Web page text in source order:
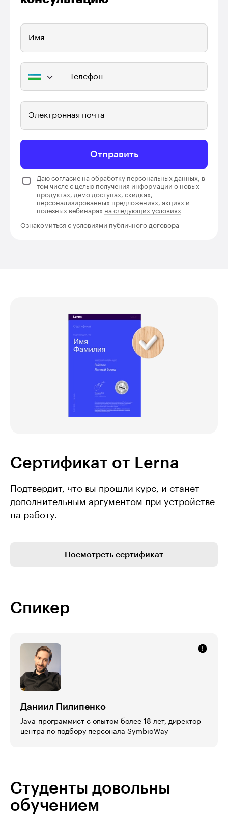
Имя
Телефон
Электронная почта
Отправить
Даю согласие на обработку персональных данных, в
том числе с целью получения информации о новых
продуктах, демо доступах, скидках,
персонализированных предложениях, акциях и
полезных вебинарах на следующих условиях
Ознакомиться с условиями публичного договора
Сертификат от Lerna
Подтвердит, что вы прошли курс, и станет
дополнительным аргументом при устройстве
на работу.
Посмотреть сертификат
Спикер
Даниил Пилипенко
Java-программист с опытом более 18 лет, директор
центра по подбору персонала SymbioWay
Студенты довольны
обучением